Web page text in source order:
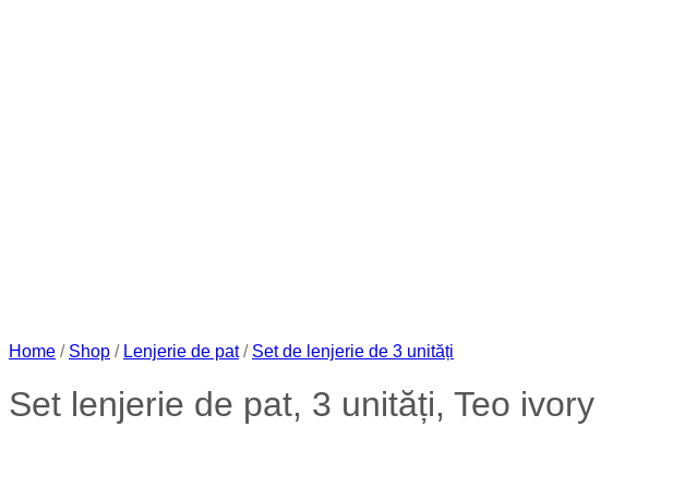
Home / Shop / Lenjerie de pat / Set de lenjerie de 3 unități
Set lenjerie de pat, 3 unități, Teo ivory